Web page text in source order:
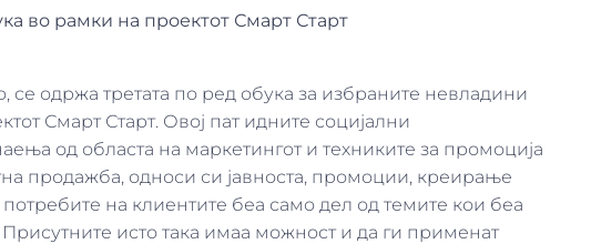
во рамки на проектот Смарт Старт
се одржа третата по ред обука за избраните невладини
Смарт Старт. Овој пат идните социјални
од областа на маркетингот и техниките за промоција
продажба, односи си јавноста, промоции, креирање
на клиентите беа само дел од темите кои беа
исто така имаа можност и да ги применат